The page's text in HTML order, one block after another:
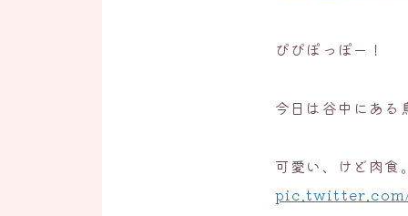
ぴぴぽっぽー！
今日は谷中にある
可愛い、けど肉食